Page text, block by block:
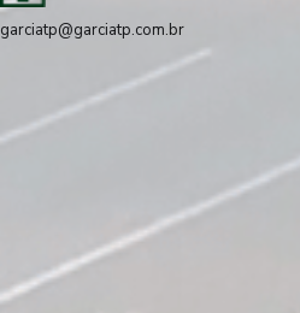
garciatp@garciatp.com.br